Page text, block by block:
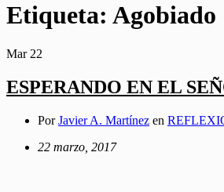
Etiqueta: Agobiado
Mar 22
ESPERANDO EN EL
PorJavier A. Martínez en
22 marzo, 2017